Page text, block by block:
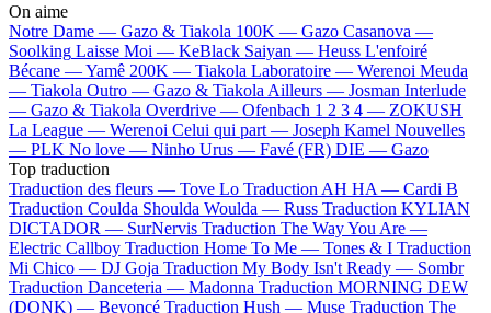
On aime
Notre Dame — Gazo & Tiakola 100K — Gazo Casanova —
Soolking Laisse Moi — KeBlack Saiyan — Heuss L'enfoiré
Bécane —Yamê 200K — Tiakola Laboratoire — Werenoi Meuda
— Tiakola Outro — Gazo & Tiakola Ailleurs — Josman Interlude
— Gazo & Tiakola Overdrive — Ofenbach 1 2 3 4 — ZOKUSH
La League — Werenoi Celui qui part — Joseph Kamel Nouvelles
— PLK No love — Ninho Urus — Favé (FR) DIE — Gazo
Top traduction
Traduction des fleurs — Tove Lo Traduction AH HA — Cardi B
Traduction Coulda Shoulda Woulda — Russ Traduction KYLIAN
DICTADOR — SurNervis Traduction The Way You Are —
Electric Callboy Traduction Home To Me — Tones & I Traduction
Mi Chico — DJ Goja Traduction My Body Isn't Ready — Sombr
Traduction Danceteria — Madonna Traduction MORNING DEW
(DONK) — Beyoncé Traduction Hush — Muse Traduction The